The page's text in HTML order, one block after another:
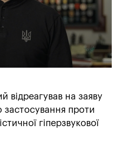
відреагував на заяву
застосування проти
гіперзвукової